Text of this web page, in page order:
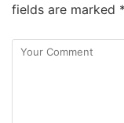
fields are marked *